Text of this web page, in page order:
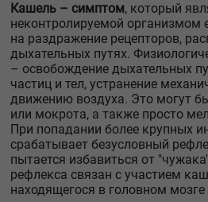
Кашель – симптом, который
неконтролируемой организмом
на раздражение рецепторов,
дыхательных путях.
– освобождение дыхательных
частиц и тел, устранение
движению воздуха. Это могут
или мокрота, а также просто
При попадании более крупных
срабатывает безусловный
пытается избавиться от
рефлекса связан с участием
находящегося в головном мозге